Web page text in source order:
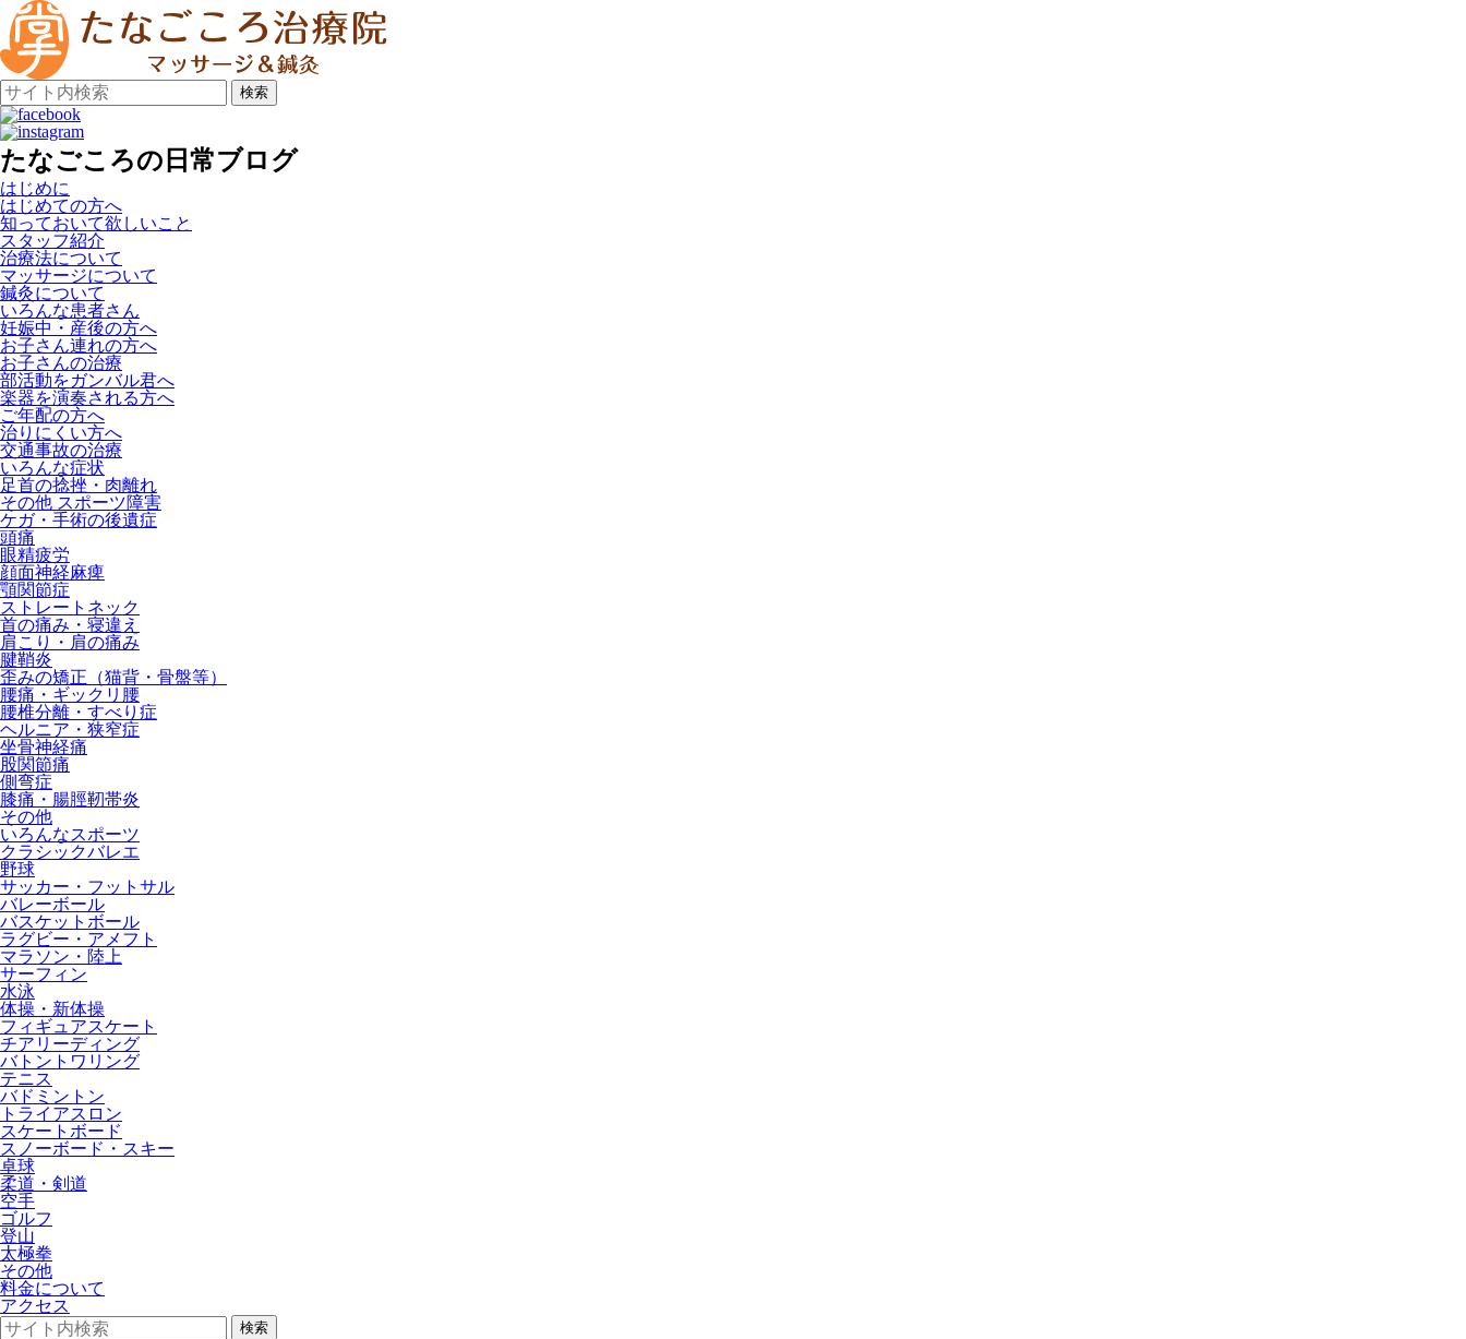
検索
たなごころの日常ブログ
はじめに
はじめての方へ
知っておいて欲しいこと
スタッフ紹介
治療法について
マッサージについて
鍼灸について
いろんな患者さん
妊娠中・産後の方へ
お子さん連れの方へ
お子さんの治療
部活動をガンバル君へ
楽器を演奏される方へ
ご年配の方へ
治りにくい方へ
交通事故の治療
いろんな症状
足首の捻挫・肉離れ
その他 スポーツ障害
ケガ・手術の後遺症
頭痛
眼精疲労
顔面神経麻痺
顎関節症
ストレートネック
首の痛み・寝違え
肩こり・肩の痛み
腱鞘炎
歪みの矯正（猫背・骨盤等）
腰痛・ギックリ腰
腰椎分離・すべり症
ヘルニア・狭窄症
坐骨神経痛
股関節痛
側弯症
膝痛・腸脛靭帯炎
その他
いろんなスポーツ
クラシックバレエ
野球
サッカー・フットサル
バレーボール
バスケットボール
ラグビー・アメフト
マラソン・陸上
サーフィン
水泳
体操・新体操
フィギュアスケート
チアリーディング
バトントワリング
テニス
バドミントン
トライアスロン
スケートボード
スノーボード・スキー
卓球
柔道・剣道
空手
ゴルフ
登山
太極拳
その他
料金について
アクセス
検索